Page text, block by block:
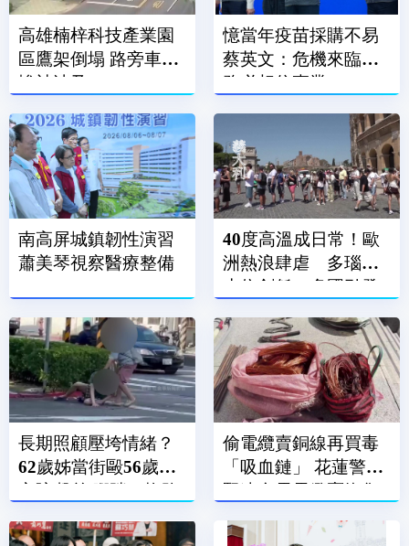
高雄楠梓科技產業園
區鷹架倒塌 路旁車輛
慘被波及
憶當年疫苗採購不易
蔡英文：危機來臨時
務必相信專業
南高屏城鎮韌性演習
蕭美琴視察醫療整備
40度高溫成日常！歐
洲熱浪肆虐 多瑙河
水位創低、多國引發
長期照顧壓垮情緒？
62歲姊當街毆56歲身
心障礙弟 腳踹、拖路
偷電纜賣銅線再買毒
「吸血鏈」 花蓮警攻
堅逮台電電纜竊盜集